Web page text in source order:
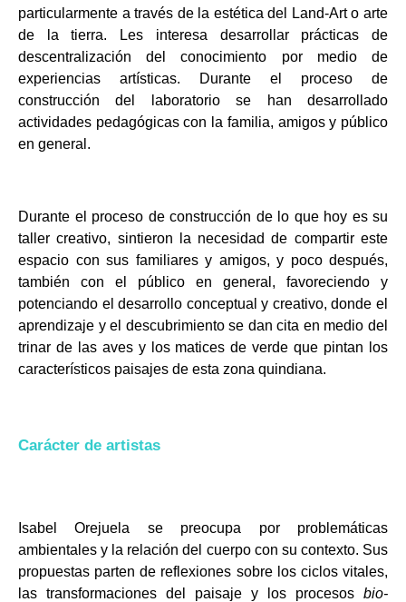
particularmente a través de la estética del Land-Art o arte
de la tierra. Les interesa desarrollar prácticas de
descentralización del conocimiento por medio de
experiencias artísticas. Durante el proceso de
construcción del laboratorio se han desarrollado
actividades pedagógicas con la familia, amigos y público
en general.
Durante el proceso de construcción de lo que hoy es su
taller creativo, sintieron la necesidad de compartir este
espacio con sus familiares y amigos, y poco después,
también con el público en general, favoreciendo y
potenciando el desarrollo conceptual y creativo, donde el
aprendizaje y el descubrimiento se dan cita en medio del
trinar de las aves y los matices de verde que pintan los
característicos paisajes de esta zona quindiana.
Carácter de artistas
Isabel Orejuela se preocupa por problemáticas
ambientales y la relación del cuerpo con su contexto. Sus
propuestas parten de reflexiones sobre los ciclos vitales,
las transformaciones del paisaje y los procesos bio-